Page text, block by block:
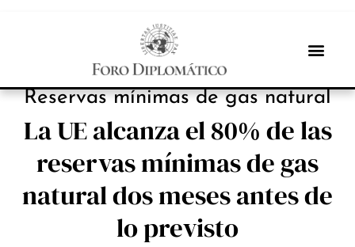
NOTICIAS
Reservas mínimas de gas natural
La UE alcanza el 80% de las
reservas mínimas de gas
natural dos meses antes de
lo previsto